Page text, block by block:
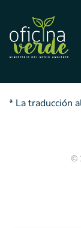
* La traducción
©